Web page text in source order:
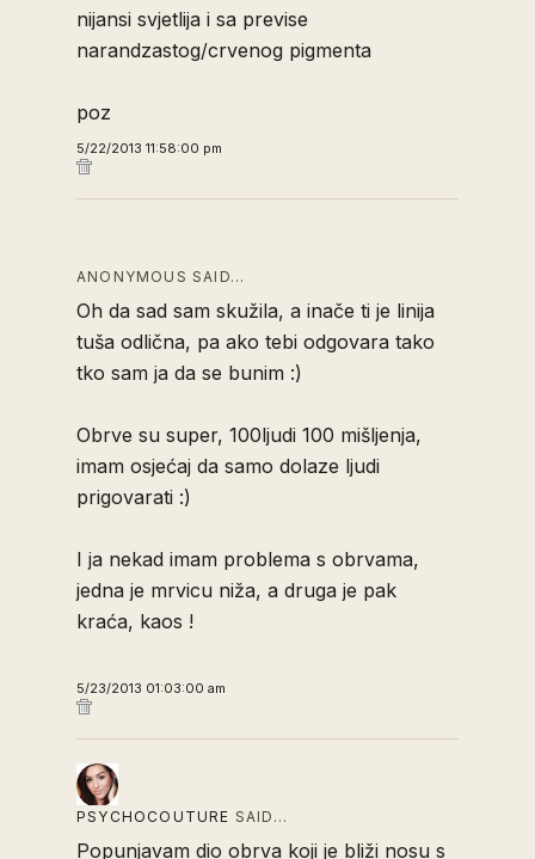
nijansi svjetlija i sa previse
narandzastog/crvenog pigmenta
poz
5/22/2013 11:58:00 pm
ANONYMOUS SAID…
Oh da sad sam skužila, a inače ti je linija
tuša odlična, pa ako tebi odgovara tako
tko sam ja da se bunim :)
Obrve su super, 100ljudi 100 mišljenja,
imam osjećaj da samo dolaze ljudi
prigovarati :)
I ja nekad imam problema s obrvama,
jedna je mrvicu niža, a druga je pak
kraća, kaos !
5/23/2013 01:03:00 am
PSYCHOCOUTURE SAID…
Popunjavam dio obrva koji je bliži nosu s